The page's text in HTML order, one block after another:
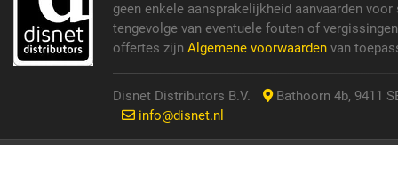
geen enkele aansprakelijkheid aanvaarden
tengevolge van eventuele fouten of
offertes zijn Algemene voorwaarden van
Disnet Distributors B.V.
Bathoorn 4b, 9411
info@disnet.nl